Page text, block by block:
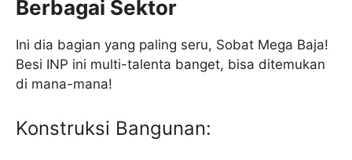
Berbagai Sektor
Ini dia bagian yang paling seru, Sobat Mega Baja!
Besi INP ini multi-talenta banget, bisa ditemukan
di mana-mana!
Konstruksi Bangunan: